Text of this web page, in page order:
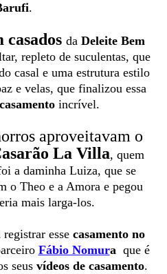
.
casados da Deleite Bem
repleto de suculentas, que
casal e uma estrutura estilo
e velas, que finalizou essa
incrível.
aproveitavam o
La Villa, quem
a daminha Luiza, que se
o Theo e a Amora e pegou
mais larga-los.
esse casamento no
Fábio Nomuraque é
seus vídeos de casamento.